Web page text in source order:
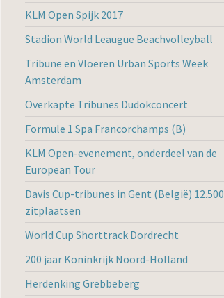
KLM Open Spijk 2017
Stadion World Leaugue Beachvolleyball
Tribune en Vloeren Urban Sports Week
Amsterdam
Overkapte Tribunes Dudokconcert
Formule 1 Spa Francorchamps (B)
KLM Open-evenement, onderdeel van de
European Tour
Davis Cup-tribunes in Gent (België) 12.500
zitplaatsen
World Cup Shorttrack Dordrecht
200 jaar Koninkrijk Noord-Holland
Herdenking Grebbeberg